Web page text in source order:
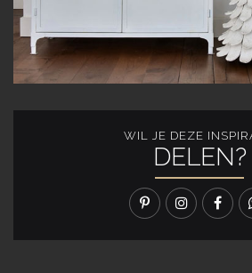
WIL JE DEZE
DELEN?